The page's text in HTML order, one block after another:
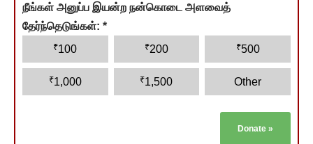
நீங்கள் அனுப்ப இயன்ற நன்கொடை அளவைத்
தேர்ந்தெடுங்கள்: *
₹100 ₹200 ₹500
₹1,000 ₹1,500 Other
Donate »